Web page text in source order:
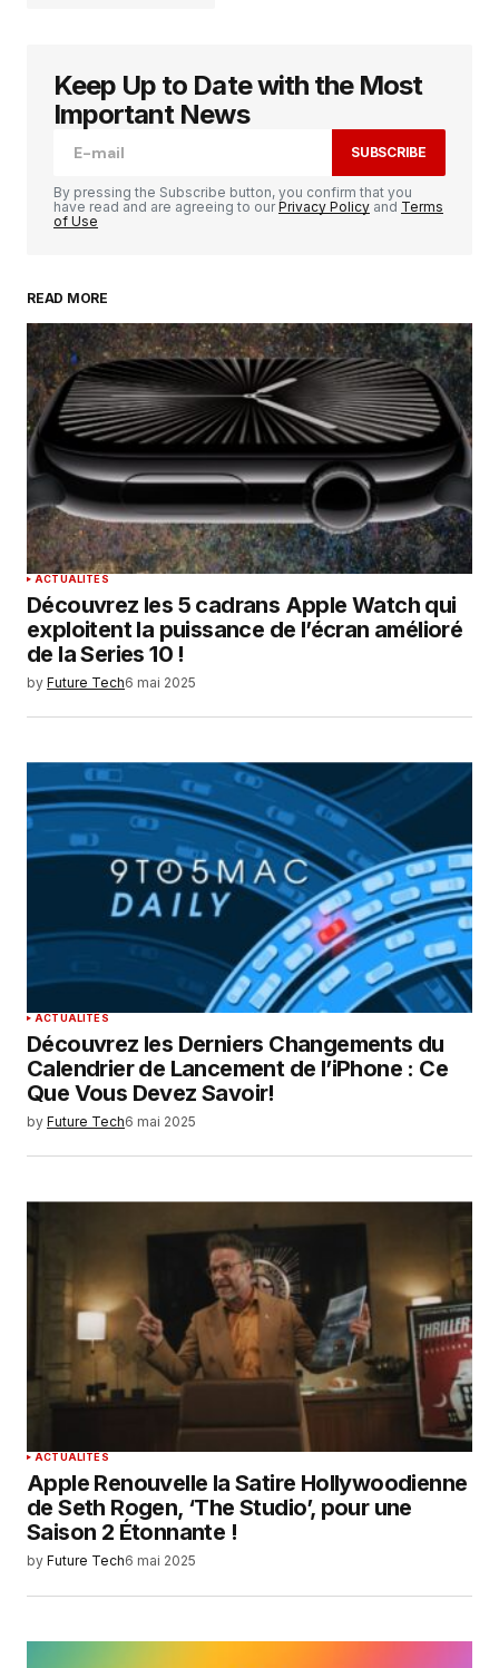
Votre adresse e-mail ne sera pas publiée. Les
champs obligatoires sont indiqués avec
Your Name
Your E-mail *
Enregistrer mon nom, mon e-mail et mon
site dans le navigateur pour mon prochain
commentaire.
SUBMIT COMMENT
Keep Up to Date with the Most
Important News
SUBSCRIBE
By pressing the Subscribe button, you confirm that you
have read and are agreeing to ourPrivacy Policy and Terms
of Use
READ MORE
ACTUALITÉS
Découvrez les 5 cadrans Apple Watch qui
exploitent la puissance de l’écran amélioré
de la Series 10 !
by Future Tech6 mai 2025
ACTUALITÉS
Découvrez les Derniers Changements du
Calendrier de Lancement de l’iPhone : Ce
Que Vous Devez Savoir!
by Future Tech6 mai 2025
ACTUALITÉS
Apple Renouvelle la Satire Hollywoodienne
de Seth Rogen, ‘The Studio’, pour une
Saison 2 Étonnante !
by Future Tech6 mai 2025